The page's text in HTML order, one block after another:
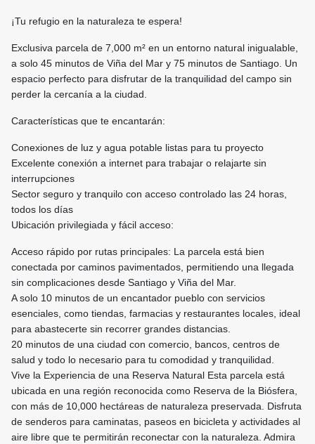
¡Tu refugio en la naturaleza te espera!
Exclusiva parcela de 7,000 m² en un entorno natural inigualable,
a solo 45 minutos de Viña del Mar y 75 minutos de Santiago. Un
espacio perfecto para disfrutar de la tranquilidad del campo sin
perder la cercanía a la ciudad.
Características que te encantarán:
Conexiones de luz y agua potable listas para tu proyecto
Excelente conexión a internet para trabajar o relajarte sin
interrupciones
Sector seguro y tranquilo con acceso controlado las 24 horas,
todos los días
Ubicación privilegiada y fácil acceso:
Acceso rápido por rutas principales: La parcela está bien
conectada por caminos pavimentados, permitiendo una llegada
sin complicaciones desde Santiago y Viña del Mar.
A solo 10 minutos de un encantador pueblo con servicios
esenciales, como tiendas, farmacias y restaurantes locales, ideal
para abastecerte sin recorrer grandes distancias.
20 minutos de una ciudad con comercio, bancos, centros de
salud y todo lo necesario para tu comodidad y tranquilidad.
Vive la Experiencia de una Reserva Natural Esta parcela está
ubicada en una región reconocida como Reserva de la Biósfera,
con más de 10,000 hectáreas de naturaleza preservada. Disfruta
de senderos para caminatas, paseos en bicicleta y actividades al
aire libre que te permitirán reconectar con la naturaleza. Admira